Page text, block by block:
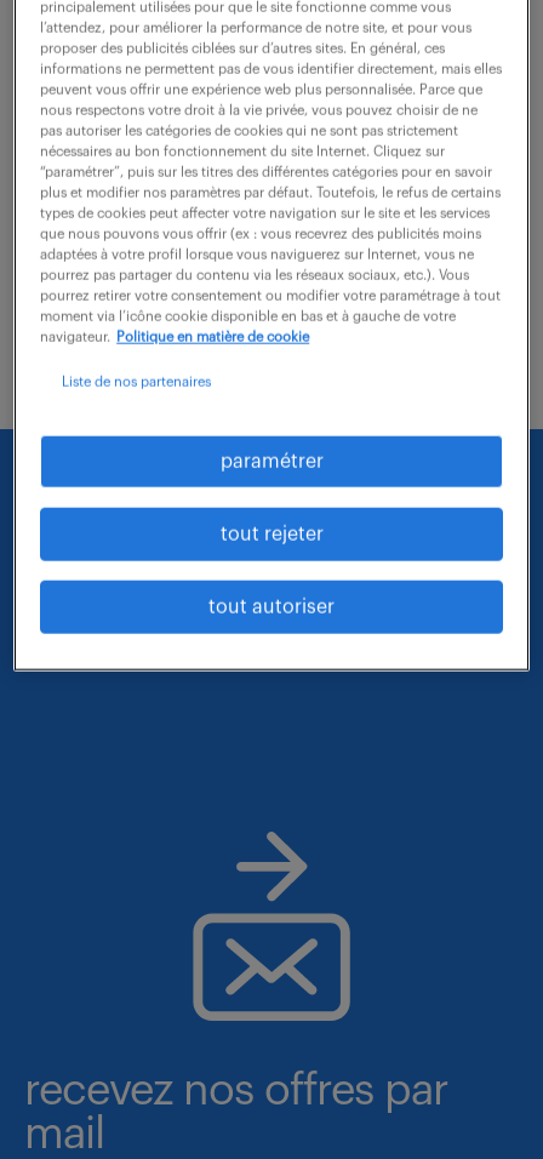
La mission consiste à intervenir sur des projets
stratégiques liés à la gestion et l'exploitation des
bases de données et des flux ETL. Vous serez en
interaction directe avec les équipes projet...
voir l'offre
Nous faisons le maximum pour trouver un emploi
qui vous correspond parmi nos offres :
- métier et compétences : integrateur f h
recevez nos offres par
mail
principalement utilisées pour que le site fonctionne comme vous
l’attendez, pour améliorer la performance de notre site, et pour vous
proposer des publicités ciblées sur d’autres sites. En général, ces
informations ne permettent pas de vous identifier directement, mais elles
peuvent vous offrir une expérience web plus personnalisée. Parce que
nous respectons votre droit à la vie privée, vous pouvez choisir de ne
pas autoriser les catégories de cookies qui ne sont pas strictement
nécessaires au bon fonctionnement du site Internet. Cliquez sur
“paramétrer”, puis sur les titres des différentes catégories pour en savoir
plus et modifier nos paramètres par défaut. Toutefois, le refus de certains
types de cookies peut affecter votre navigation sur le site et les services
que nous pouvons vous offrir (ex : vous recevrez des publicités moins
adaptées à votre profil lorsque vous naviguerez sur Internet, vous ne
pourrez pas partager du contenu via les réseaux sociaux, etc.). Vous
pourrez retirer votre consentement ou modifier votre paramétrage à tout
moment via l’icône cookie disponible en bas et à gauche de votre
navigateur.
Politique en matière de cookie
Liste de nos partenaires
paramétrer
tout rejeter
tout autoriser